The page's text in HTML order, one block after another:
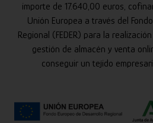
importe de 17.640,00 euros,
Unión Europea a través del
Regional (FEDER) para la
gestión de almacén y venta
conseguir un tejido